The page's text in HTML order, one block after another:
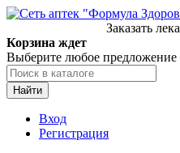
Заказать
Корзина ждет
Выберите любое предложение
Найти
Вход
Регистрация